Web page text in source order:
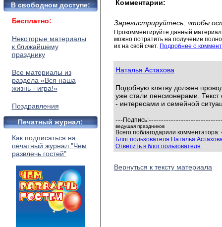
В свободном доступе:
Бесплатно:
Некоторые материалы
к ближайшему
празднику
Все материалы из
раздела «Вся наша
жизнь - игра!»
Поздравления
Печатный журнал:
Как подписаться на
печатный журнал "Чем
развлечь гостей"
Комментарии:
Зарегистрируйтесь, чтобы
Прокомментируйте данный
можно потратить на получение
их на свой счет. Подробнее о
Наталья Астахова
Подобную клятву должен
уже стали пенсионерами. Текст
- интересами и семейной
--- Подпись:
ведущая праздников
Всего поблагодарили
Блог пользователя Наталья
Ответить в блог пользователя
Вернуться к тексту материала